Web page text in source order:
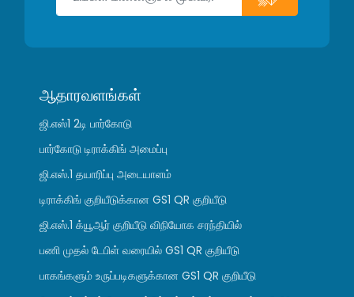
ஆதாரவளங்கள்
ஜி.எஸ்1 2டி பார்கோடு
பார்கோடு டிராக்கிங் அமைப்பு
ஜி.எஸ்.1 தயாரிப்பு அடையாளம்
டிராக்கிங் குறியீடுக்கான GS1 QR குறியீடு
ஜி.எஸ்.1 க்யூஆர் குறியீடு விநியோக சரந்தியில்
பணி முதல் டேபிள் வரையில் GS1 QR குறியீடு
பாகங்களும் உருப்படிகளுக்கான GS1 QR குறியீடு